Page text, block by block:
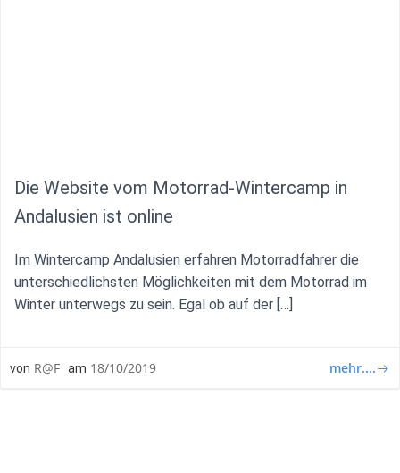
Die Website vom Motorrad-Wintercamp in
Andalusien ist online
Im Wintercamp Andalusien erfahren Motorradfahrer die
unterschiedlichsten Möglichkeiten mit dem Motorrad im
Winter unterwegs zu sein. Egal ob auf der […]
von R@F am 18/10/2019 mehr....